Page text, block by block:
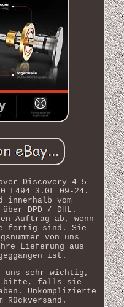
Discovery 4 5
L494 3.0L 09-24.
innerhalb vom
DPD / DHL.
Auftrag ab, wenn
fertig sind. Sie
von uns
Lieferung aus
ist.
sehr wichtig,
bitte, falls sie
Unkomplizierte
Rückversand.